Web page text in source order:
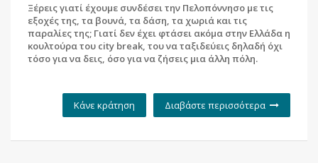
Ξέρεις γιατί έχουμε συνδέσει την Πελοπόννησο με τις
εξοχές της, τα βουνά, τα δάση, τα χωριά και τις
παραλίες της; Γιατί δεν έχει φτάσει ακόμα στην Ελλάδα η
κουλτούρα του city break, του να ταξιδεύεις δηλαδή όχι
τόσο για να δεις, όσο για να ζήσεις μια άλλη πόλη.
Διαβάστε περισσότερα
Κάνε κράτηση